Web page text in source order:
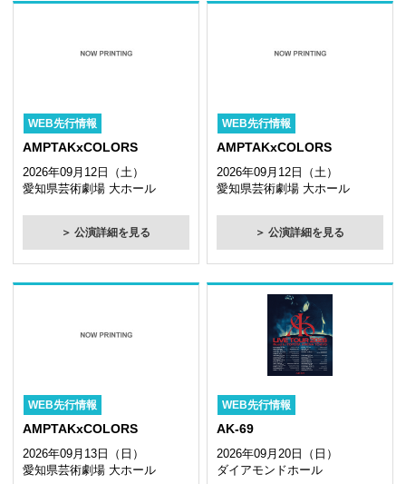
WEB先行情報
AMPTAKxCOLORS
2026年09月12日（土）
愛知県芸術劇場 大ホール
＞ 公演詳細を見る
WEB先行情報
AMPTAKxCOLORS
2026年09月12日（土）
愛知県芸術劇場 大ホール
＞ 公演詳細を見る
WEB先行情報
AMPTAKxCOLORS
2026年09月13日（日）
愛知県芸術劇場 大ホール
WEB先行情報
AK-69
2026年09月20日（日）
ダイアモンドホール